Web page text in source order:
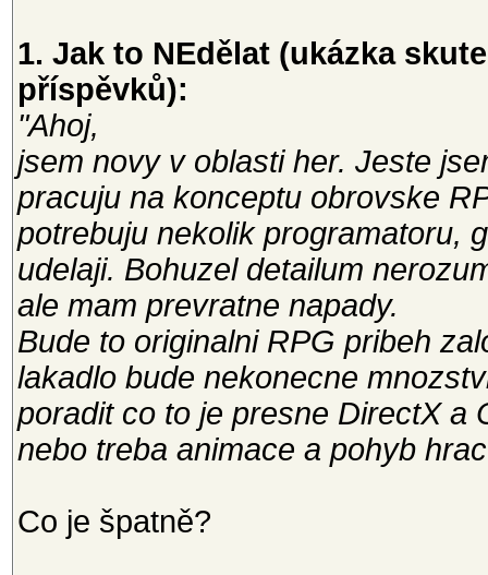
1. Jak to NEdělat (ukázka
příspěvků):
"Ahoj,
jsem novy v oblasti her. Jeste
pracuju na konceptu obrovske
potrebuju nekolik programatoru,
udelaji. Bohuzel detailum
ale mam prevratne napady.
Bude to originalni RPG pribeh
lakadlo bude nekonecne
poradit co to je presne DirectX a
nebo treba animace a pohyb
Co je špatně?